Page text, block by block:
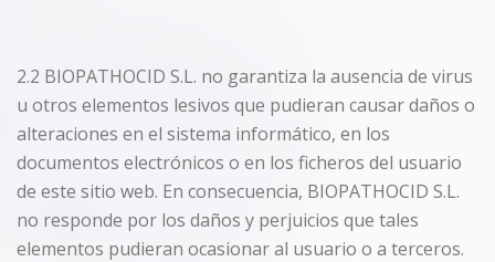
2.2 BIOPATHOCID S.L. no garantiza la ausencia de virus
u otros elementos lesivos que pudieran causar daños o
alteraciones en el sistema informático, en los
documentos electrónicos o en los ficheros del usuario
de este sitio web. En consecuencia, BIOPATHOCID S.L.
no responde por los daños y perjuicios que tales
elementos pudieran ocasionar al usuario o a terceros.